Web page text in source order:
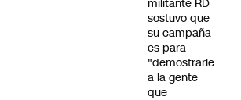
militante RD
sostuvo que
su campaña
es para
"demostrarle
a la gente
que